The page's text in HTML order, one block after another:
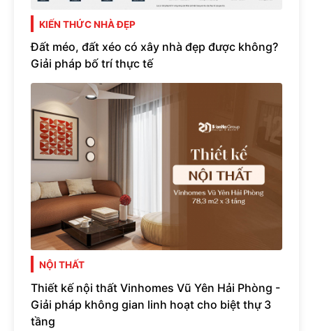
KIẾN THỨC NHÀ ĐẸP
Đất méo, đất xéo có xây nhà đẹp được không?
Giải pháp bố trí thực tế
NỘI THẤT
Thiết kế nội thất Vinhomes Vũ Yên Hải Phòng -
Giải pháp không gian linh hoạt cho biệt thự 3
tầng